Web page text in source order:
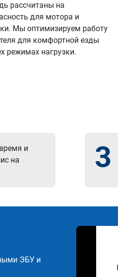
рассчитаны на
для мотора и
Мы оптимизируем работу
для комфортной езды
режимах нагрузки.
и
на
3
ЭБУ и